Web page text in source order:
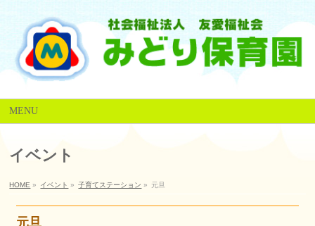
MENU
イベント
HOME » イベント » 子育てステーション » 元旦
元旦